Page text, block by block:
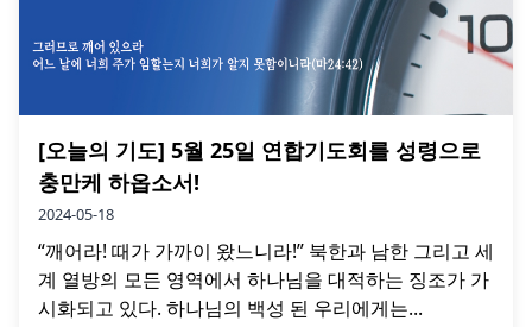
[오늘의 기도] 5월 25일 연합기도회를 성령으로
충만케 하옵소서!
2024-05-18
“깨어라! 때가 가까이 왔느니라!” 북한과 남한 그리고 세
계 열방의 모든 영역에서 하나님을 대적하는 징조가 가
시화되고 있다. 하나님의 백성 된 우리에게는...